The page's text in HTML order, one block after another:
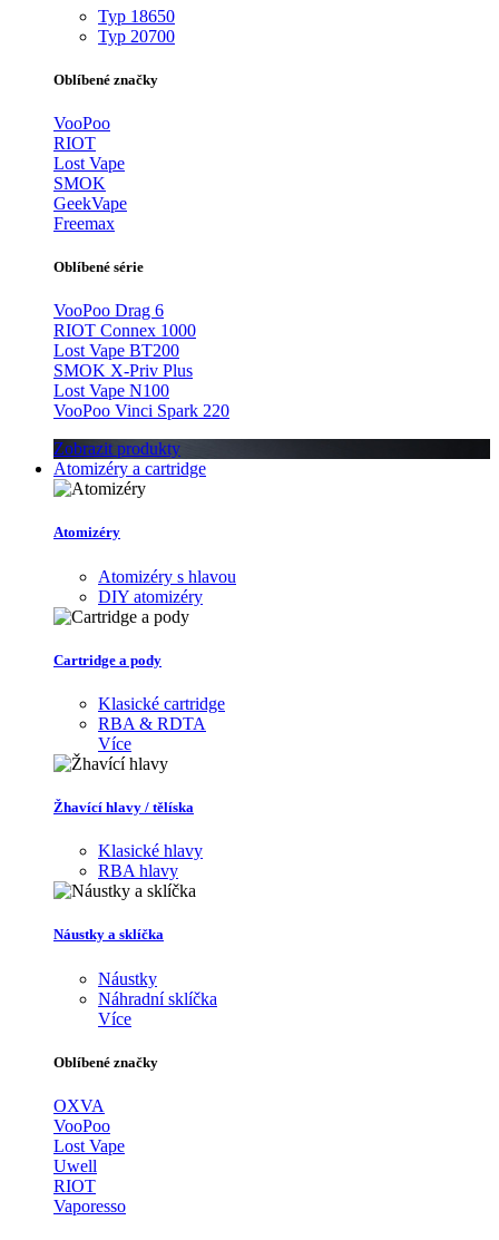
Typ 18650
Typ 20700
Oblíbené značky
VooPoo
RIOT
Lost Vape
SMOK
GeekVape
Freemax
Oblíbené série
VooPoo Drag 6
RIOT Connex 1000
Lost Vape BT200
SMOK X-Priv Plus
Lost Vape N100
VooPoo Vinci Spark 220
Zobrazit produkty
Atomizéry a cartridge
Atomizéry
Atomizéry s hlavou
DIY atomizéry
Cartridge a pody
Klasické cartridge
RBA & RDTA
Více
Žhavící hlavy / tělíska
Klasické hlavy
RBA hlavy
Náustky a sklíčka
Náustky
Náhradní sklíčka
Více
Oblíbené značky
OXVA
VooPoo
Lost Vape
Uwell
RIOT
Vaporesso